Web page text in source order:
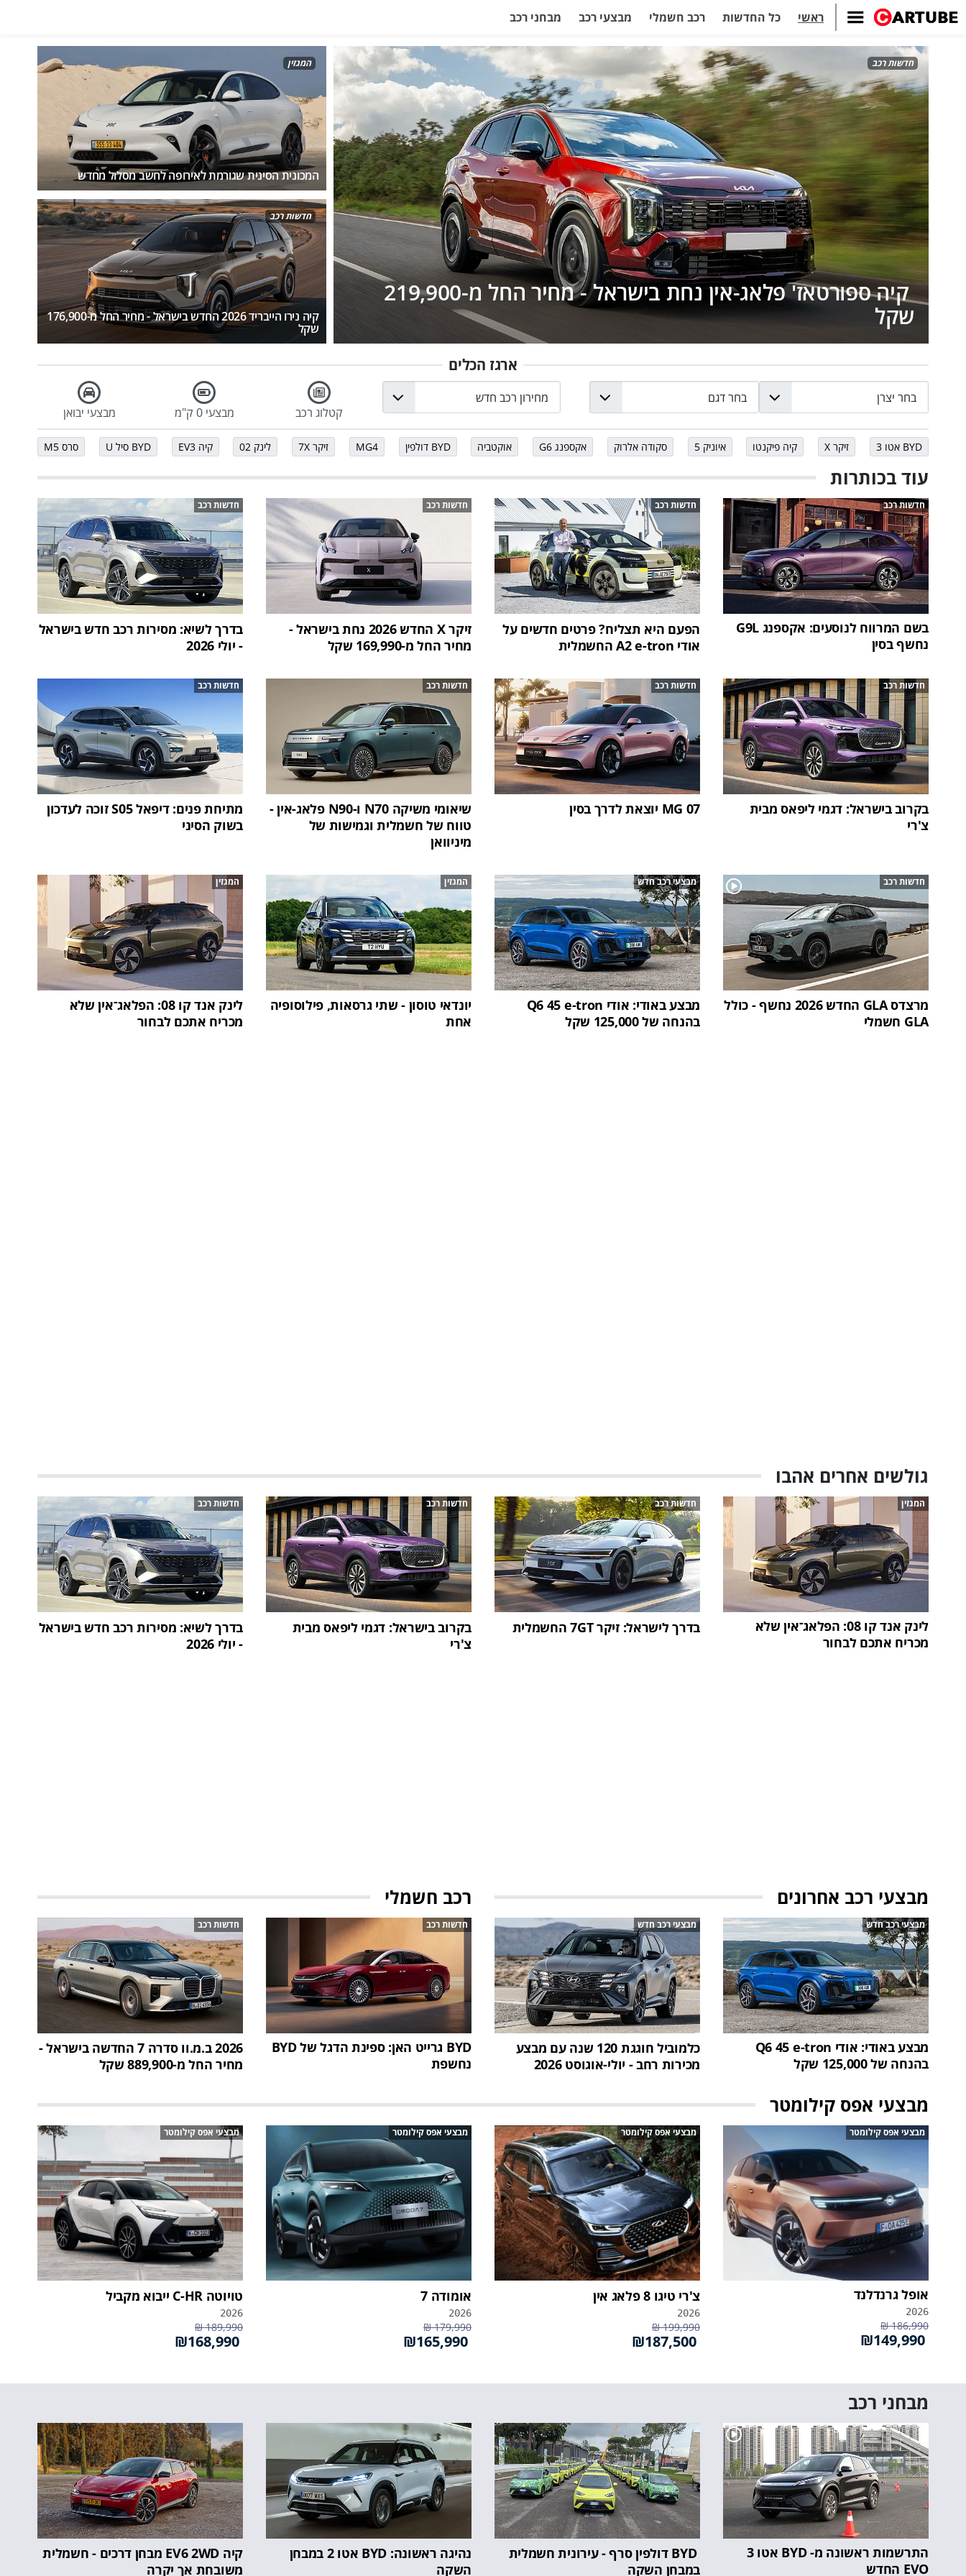
ראשי כל החדשות רכב חשמלי מבצעי רכב מבחני רכב
קיה ספורטאז' פלאג-אין נחת בישראל - מחיר החל מ-219,900
שקל
חדשות רכב
המכונית הסינית שגורמת לאירופה לחשב מסלול מחדש
המגזין
קיה נירו הייבריד 2026 החדש בישראל - מחיר החל מ-176,900
שקל
חדשות רכב
ארגז הכלים
קטלוג רכב מבצעי 0 ק"מ מבצעי יבואן
BYD אטו 3 זיקר X קיה פיקנטו איוניק 5 סקודה אלרוק אקספנג G6 אוקטביה BYD דולפין MG4 זיקר 7X לינק 02 קיה EV3 BYD סיל U סרס M5
עוד בכותרות
חדשות רכב
בשם המרווח לנוסעים: אקספנג G9L
נחשף בסין
חדשות רכב
הפעם היא תצליח? פרטים חדשים על
אודי A2 e-tron החשמלית
חדשות רכב
זיקר X החדש 2026 נחת בישראל -
מחיר החל מ-169,990 שקל
חדשות רכב
בדרך לשיא: מסירות רכב חדש בישראל
- יולי 2026
חדשות רכב
בקרוב בישראל: דגמי ליפאס מבית
צ'רי
חדשות רכב
MG 07 יוצאת לדרך בסין
חדשות רכב
שיאומי משיקה N70 ו-N90 פלאג-אין -
טווח של חשמלית וגמישות של
מיניוואן
חדשות רכב
מתיחת פנים: דיפאל S05 זוכה לעדכון
בשוק הסיני
חדשות רכב
מרצדס GLA החדש 2026 נחשף - כולל
GLA חשמלי
מבצעי רכב חדש
מבצע באודי: אודי Q6 45 e-tron
בהנחה של 125,000 שקל
המגזין
יונדאי טוסון - שתי גרסאות, פילוסופיה
אחת
המגזין
לינק אנד קו 08: הפלאג־אין שלא
מכריח אתכם לבחור
גולשים אחרים אהבו
המגזין
לינק אנד קו 08: הפלאג־אין שלא
מכריח אתכם לבחור
חדשות רכב
בדרך לישראל: זיקר 7GT החשמלית
חדשות רכב
בקרוב בישראל: דגמי ליפאס מבית
צ'רי
חדשות רכב
בדרך לשיא: מסירות רכב חדש בישראל
- יולי 2026
מבצעי רכב אחרונים
מבצעי רכב חדש
מבצע באודי: אודי Q6 45 e-tron
בהנחה של 125,000 שקל
מבצעי רכב חדש
כלמוביל חוגגת 120 שנה עם מבצע
מכירות רחב - יולי-אוגוסט 2026
רכב חשמלי
חדשות רכב
BYD גרייט האן: ספינת הדגל של BYD
נחשפת
חדשות רכב
2026 ב.מ.וו סדרה 7 החדשה בישראל -
מחיר החל מ-889,900 שקל
מבצעי אפס קילומטר
מבצעי אפס קילומטר
אופל גרנדלנד
2026
186,990 ₪
מבצעי אפס קילומטר
צ'רי טיגו 8 פלאג אין
2026
199,990 ₪
מבצעי אפס קילומטר
אומודה 7
2026
179,990 ₪
מבצעי אפס קילומטר
טויוטה C-HR ייבוא מקביל
2026
189,990 ₪
מבחני רכב
התרשמות ראשונה מ- BYD אטו 3
EVO החדש
BYD דולפין סרף - עירונית חשמלית
במבחן השקה
נהיגה ראשונה: BYD אטו 2 במבחן
השקה
קיה EV6 2WD מבחן דרכים - חשמלית
משובחת אך יקרה